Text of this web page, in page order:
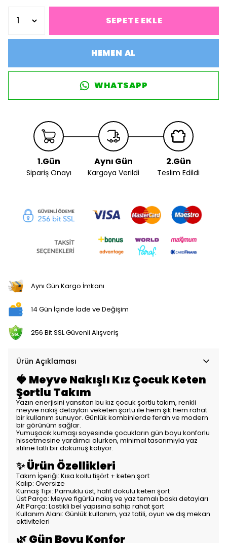
SEPETE EKLE
HEMEN AL
WHATSAPP
1.Gün
Sipariş Onayı
Aynı Gün
Kargoya Verildi
2.Gün
Teslim Edildi
Aynı Gün Kargo İmkanı
14 Gün İçinde İade ve Değişim
256 Bit SSL Güvenli Alışveriş
Ürün Açıklaması
🍓 Meyve Nakışlı Kız Çocuk Keten
Şortlu Takım
Yazın enerjisini yansıtan bu kız çocuk şortlu takım, renkli
meyve nakış detayları veketen şortu ile hem şık hem rahat
bir kullanım sunuyor. Günlük kombinlerde ferah ve modern
bir görünüm sağlar.
Yumuşacık kumaşı sayesinde çocukların gün boyu konforlu
hissetmesine yardımcı olurken, minimal tasarımıyla yaz
stiline tatlı bir dokunuş katıyor.
✨ Ürün Özellikleri
Takım İçeriği: Kısa kollu tişört + keten şort
Kalıp: Oversize
Kumaş Tipi: Pamuklu üst, hafif dokulu keten şort
Üst Parça: Meyve figürlü nakış ve yaz temalı baskı detayları
Alt Parça: Lastikli bel yapısına sahip rahat şort
Kullanım Alanı: Günlük kullanım, yaz tatili, oyun ve dış mekan
aktiviteleri
🌿 Gün Boyu Konfor